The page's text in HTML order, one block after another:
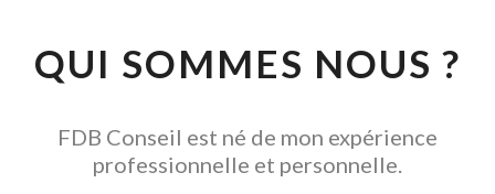
QUI SOMMES NOUS ?
FDB Conseil est né de mon expérience
professionnelle et personnelle.